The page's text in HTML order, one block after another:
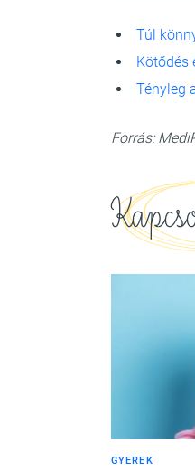
Túl
Kötődés
Tényleg
Forrás:
GYEREK